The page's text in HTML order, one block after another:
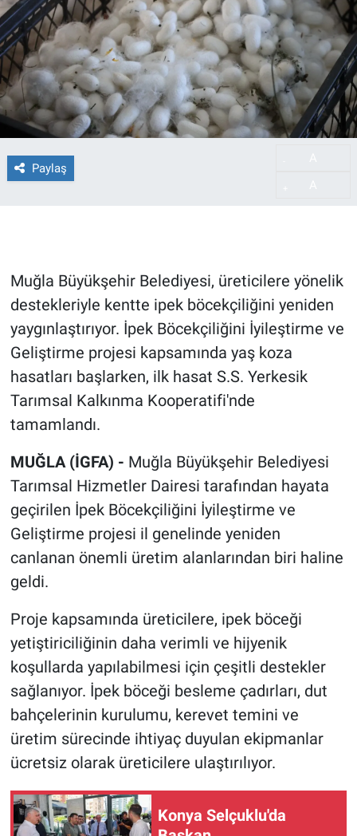
Paylaş
Muğla Büyükşehir Belediyesi, üreticilere yönelik
destekleriyle kentte ipek böcekçiliğini yeniden
yaygınlaştırıyor. İpek Böcekçiliğini İyileştirme ve
Geliştirme projesi kapsamında yaş koza
hasatları başlarken, ilk hasat S.S. Yerkesik
Tarımsal Kalkınma Kooperatifi'nde
tamamlandı.
MUĞLA (İGFA) - Muğla Büyükşehir Belediyesi
Tarımsal Hizmetler Dairesi tarafından hayata
geçirilen İpek Böcekçiliğini İyileştirme ve
Geliştirme projesi il genelinde yeniden
canlanan önemli üretim alanlarından biri haline
geldi.
Proje kapsamında üreticilere, ipek böceği
yetiştiriciliğinin daha verimli ve hijyenik
koşullarda yapılabilmesi için çeşitli destekler
sağlanıyor. İpek böceği besleme çadırları, dut
bahçelerinin kurulumu, kerevet temini ve
üretim sürecinde ihtiyaç duyulan ekipmanlar
ücretsiz olarak üreticilere ulaştırılıyor.
Konya Selçuklu'da